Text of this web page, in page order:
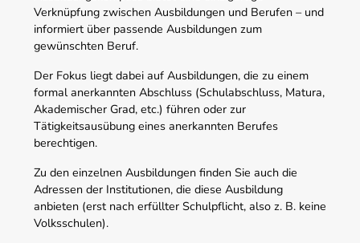
Verknüpfung zwischen Ausbildungen und Berufen – und
informiert über passende Ausbildungen zum
gewünschten Beruf.
Der Fokus liegt dabei auf Ausbildungen, die zu einem
formal anerkannten Abschluss (Schulabschluss, Matura,
Akademischer Grad, etc.) führen oder zur
Tätigkeitsausübung eines anerkannten Berufes
berechtigen.
Zu den einzelnen Ausbildungen finden Sie auch die
Adressen der Institutionen, die diese Ausbildung
anbieten (erst nach erfüllter Schulpflicht, also z. B. keine
Volksschulen).